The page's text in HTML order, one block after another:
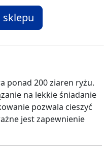
sklepu
ponad 200 ziaren ryżu.
na lekkie śniadanie
pozwala cieszyć
jest zapewnienie